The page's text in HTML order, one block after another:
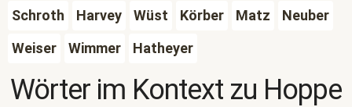
Schroth
Harvey Wüst Körber Matz
Neuber
Weiser
Wimmer Hatheyer
Wörter im Kontext zu Hoppe